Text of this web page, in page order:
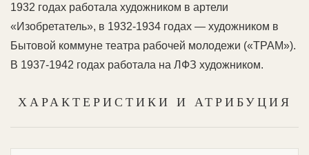
1932 годах работала художником в артели
«Изобретатель», в 1932-1934 годах — художником в
Бытовой коммуне театра рабочей молодежи («ТРАМ»).
В 1937-1942 годах работала на ЛФЗ художником.
ХАРАКТЕРИСТИКИ И АТРИБУЦИЯ